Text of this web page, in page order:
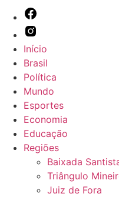
Início
Brasil
Política
Mundo
Esportes
Economia
Educação
Regiões
Baixada
Triângulo
Juiz de Fora